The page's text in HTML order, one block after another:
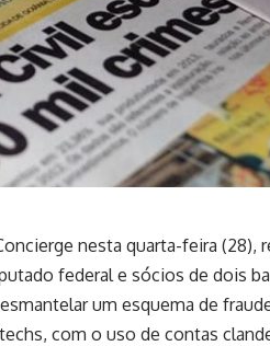
nesta quarta-feira (28),
federal e sócios de dois
um esquema de
com o uso de contas